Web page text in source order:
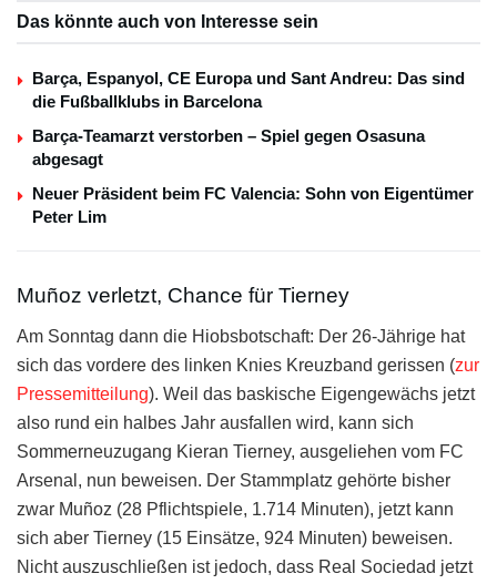
Das könnte auch von Interesse sein
Barça, Espanyol, CE Europa und Sant Andreu: Das sind
die Fußballklubs in Barcelona
Barça-Teamarzt verstorben – Spiel gegen Osasuna
abgesagt
Neuer Präsident beim FC Valencia: Sohn von Eigentümer
Peter Lim
Muñoz verletzt, Chance für Tierney
Am Sonntag dann die Hiobsbotschaft: Der 26-Jährige hat
sich das vordere des linken Knies Kreuzband gerissen (zur
Pressemitteilung). Weil das baskische Eigengewächs jetzt
also rund ein halbes Jahr ausfallen wird, kann sich
Sommerneuzugang Kieran Tierney, ausgeliehen vom FC
Arsenal, nun beweisen. Der Stammplatz gehörte bisher
zwar Muñoz (28 Pflichtspiele, 1.714 Minuten), jetzt kann
sich aber Tierney (15 Einsätze, 924 Minuten) beweisen.
Nicht auszuschließen ist jedoch, dass Real Sociedad jetzt